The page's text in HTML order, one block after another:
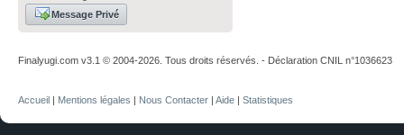
Message Privé
Finalyugi.com v3.1 © 2004-2026. Tous droits réservés. - Déclaration CNIL n°1036623
Accueil | Mentions légales | Nous Contacter | Aide | Statistiques